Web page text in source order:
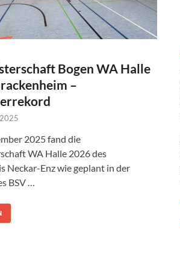
Bogen WA Halle
–
2025 fand die
WA Halle 2026 des
Neckar-Enz wie geplant in der
BSV …